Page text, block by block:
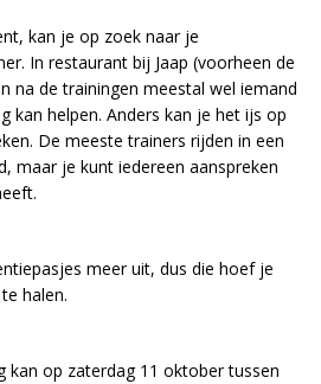
kan je op zoek naar je
In restaurant bij Jaap (voorheen de
na de trainingen meestal wel iemand
kan helpen. Anders kan je het ijs op
De meeste trainers rijden in een
maar je kunt iedereen aanspreken
meer uit, dus die hoef je
halen.
kan op zaterdag 11 oktober tussen